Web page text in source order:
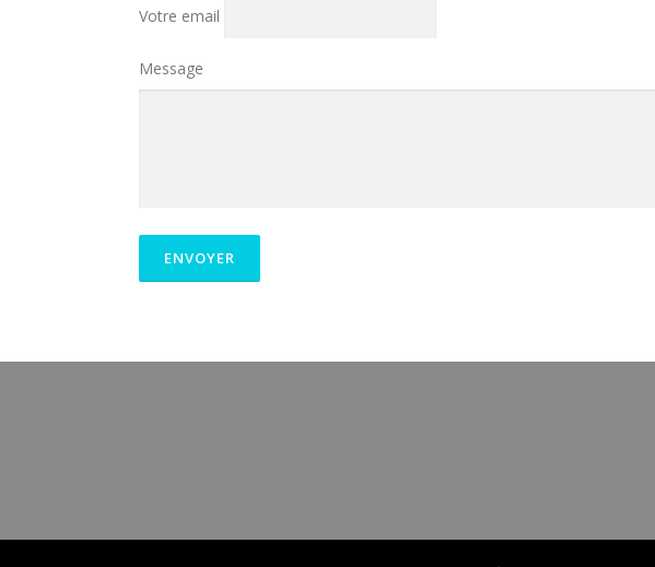
Votre email
Message